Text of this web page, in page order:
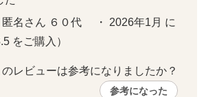
匿名さん ６０代     ・ 2026年1月 に
をご購入）
のレビューは参考になりましたか？
参考になった